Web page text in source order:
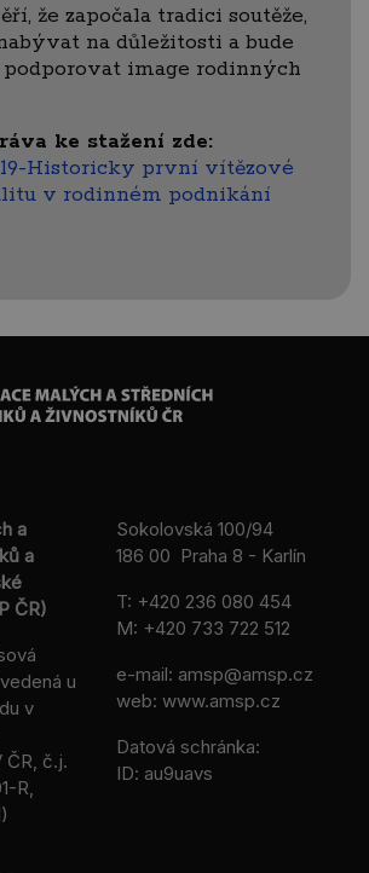
že započala tradici soutěže,
na důležitosti a bude
podporovat image rodinných
ke stažení zde:
19-Historicky první vítězové
v rodinném podnikání
a
a
ČR)
u
v
ČR, č.j.
R,
Sokolovská 100/94
186 00 Praha 8 - Karlín
T: +420 236 080 454
M: +420 733 722 512
e-mail: amsp@amsp.cz
web: www.amsp.cz
Datová schránka:
ID: au9uavs